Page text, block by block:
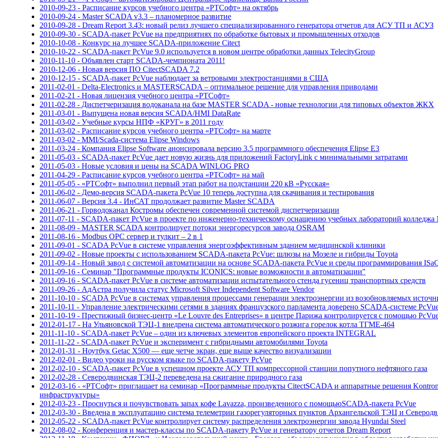
2010-09-23 - Расписание курсов учебного центра «РТСофт» на октябрь
2010-09-24 - Master SCADA v3.3 – планомерное развитие
2010-09-28 - Dream Report 3.43: новый релиз лучшего специализированного генератора отчетов для АСУ ТП и АСУЗ
2010-09-30 - SCADA-пакет PcVue на предприятиях по обработке бытовых и промышленных отходов
2010-10-08 - Конкурс на лучшее SCADA-приложение Citect
2010-10-22 - SCADA-пакет PcVue 9.0 используется в новом центре обработки данных TelecityGroup
2010-11-10 - Объявлен старт SCADA-чемпионата 2011!
2010-12-06 - Новая версия ПО CitectSCADA 7.2
2010-12-15 - SCADA-пакет PcVue наблюдает за ветровыми электростанциями в США
2011-02-01 - Delta-Electronics и MASTERSCADA – оптимальное решение для управления приводами
2011-02-21 - Новая лицензия учебного центра «РТСофт»
2011-02-28 - Диспетчеризация водоканала на базе MASTER SCADA - новые технологии для типовых объектов ЖКХ
2011-03-01 - Выпущена новая версия SCADA/HMI DataRate
2011-03-02 - Учебные курсы НПФ «КРУГ» в 2011 году
2011-03-02 - Расписание курсов учебного центра «РТСофт» на марте
2011-03-02 - MMI/Scada-система Elipse Windows
2011-03-24 - Компания Elipse Software анонсировала версию 3.5 программного обеспечения Elipse E3
2011-05-03 - SCADA-пакет PcVue дает новую жизнь для приложений FactoryLink с минимальными затратами
2011-05-03 - Новые условия и цены на SCADA WINLOG PRO
2011-04-29 - Расписание курсов учебного центра «РТСофт» на май
2011-05-05 - «РТСофт» выполнил первый этап работ на подстанции 220 кВ «Русская»
2011-06-02 - Демо-версия SCADA-пакета PcVue 10 теперь доступна для скачивания и тестирования
2011-06-07 - Версия 3.4 - ИнСАТ продолжает развитие Master SCADA
2011-06-21 - Горводоканал Костромы обеспечен современной системой диспетчеризации
2011-07-11 - SCADA-пакет PcVue в проекте по инженерно-техническому оснащению учебных лабораторий
2011-08-09 - MASTER SCADA контролирует потоки энергоресурсов завода OSRAM
2011-08-16 - Modbus OPC сервер и тулкит – 2 в 1
2011-09-01 - SCADA PcVue в системе управления энергоэффективным зданием медицинской клиники
2011-09-02 - Новые проекты с использованием SCADA-пакета PcVue: шлюзы на Мозеле и гибриды Toyota
2011-09-14 - Новый завод с системой автоматизации на основе SCADA-пакета PcVue и среды программирования
2011-09-16 - Семинар "Программные продукты ICONICS: новые возможности в автоматизации"
2011-09-16 - SCADA-пакет PcVue в системе автоматизации испытательного стенда гусениц транспортных средств
2011-09-26 - АдАстра получила статус Microsoft Silver Independent Software Vendor
2011-10-10 - SCADA PcVue в системах управления процессами генерации электроэнергии из возобновляемых
2011-10-11 - Управление электрическими сетями в зданиях французского парламента доверено SCADA-системе
2011-10-19 - Престижный бизнес-центр «Le Louvre des Entreprises» в центре Парижа контролируется с помощью
2012-01-17 - На Ульяновской ТЭЦ-1 внедрена система автоматического розжига горелок котла ТГМЕ-464
2011-11-10 - SCADA-пакет PcVue – один из ключевых элементов европейского проекта INTEGRAL
2011-11-22 - SCADA-пакет PcVue и эксперимент с гибридными автомобилями Toyota
2012-01-31 - Ноутбук Getac X500 — еще четче экран, еще выше качество визуализации
2012-02-01 - Видео уроки на русском языке по SCADA-пакету PcVue
2012-02-10 - SCADA-пакет PcVue в успешном проекте АСУ ТП компрессорной станции попутного нефтяного газа
2012-02-28 - Северодвинская ТЭЦ-2 переведена на сжигание природного газа
2012-03-16 - «РТСофт» приглашает на семинар «Программные продукты CitectSCADA и аппаратные решения Kontron
инфраструктуры»
2012-03-23 - Проснуться и почувствовать запах кофе Lavazza, произведенного с помощьюSCADA-пакета PcVue
2012-03-30 - Введена в эксплуатацию система телеметрии газорегуляторных пунктов Архангельской ТЭЦ и
2012-05-22 - SCADA-пакет PcVue контролирует систему распределения электроэнергии завода Hyundai Steel
2012-08-02 - Конференция и мастер-классы по SCADA-пакету PcVue и генератору отчетов Dream Report